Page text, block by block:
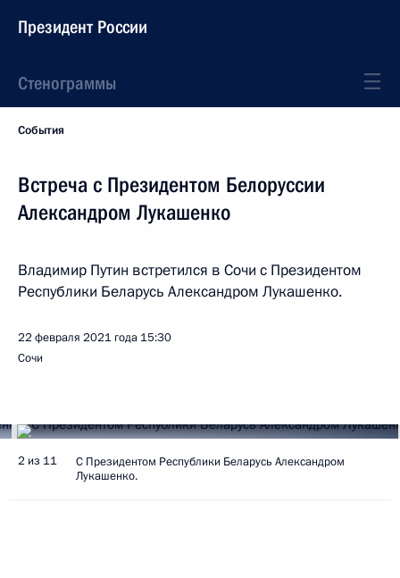
Президент России
Стенограммы
События
Встреча с Президентом Белоруссии
Александром Лукашенко
Владимир Путин встретился в Сочи с Президентом
Республики Беларусь Александром Лукашенко.
22 февраля 2021 года 15:30
Сочи
2 из 11
С Президентом Республики Беларусь Александром
Лукашенко.